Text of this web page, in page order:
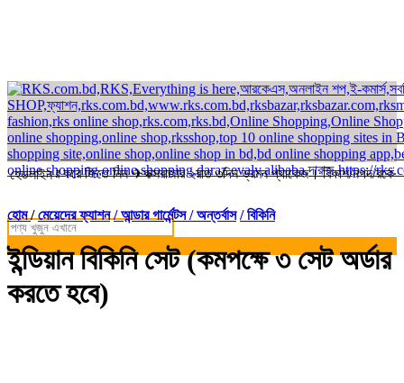
হেডলাইনকরে জিতে নিন ✈কক্সবাজার ২রাত ৩দিন ভ্রমন প্যাকেজ। বিকাশ/নগদ/রকেট-এ
হোম/মেয়েদের ফ্যাশন / আন্ডার গার্মেন্টস / অন্তর্বাস / বিকিনি
ইন্ডিয়ান বিকিনি সেট (কমপক্ষে ৩ সেট অর্ডার
করতে হবে)